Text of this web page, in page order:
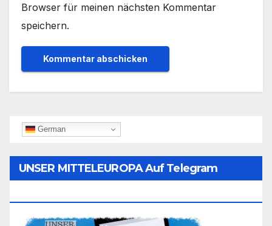
Browser für meinen nächsten Kommentar
speichern.
German
UNSER MITTELEUROPA Auf Telegram